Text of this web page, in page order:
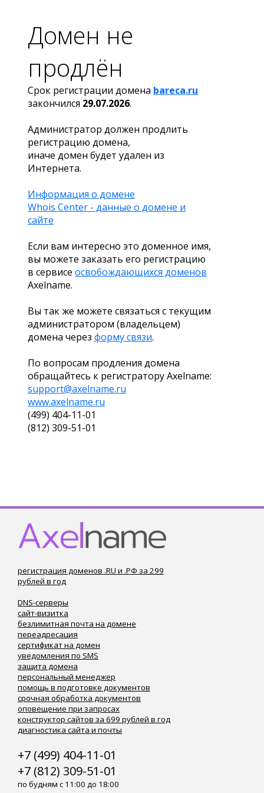
Домен не
продлён
Срок регистрации домена bareca.ru
закончился 29.07.2026.
Администратор должен продлить
регистрацию домена,
иначе домен будет удален из
Интернета.
Информация о домене
Whois Center - данные о домене и
сайте
Если вам интересно это доменное имя,
вы можете заказать его регистрацию
в сервисе освобождающихся доменов
Axelname.
Вы так же можете связаться с текущим
администратором (владельцем)
домена через форму связи.
По вопросам продления домена
обращайтесь к регистратору Axelname:
support@axelname.ru
www.axelname.ru
(499) 404-11-01
(812) 309-51-01
регистрация доменов .RU и .РФ за 299
рублей в год
DNS-серверы
сайт-визитка
безлимитная почта на домене
переадресация
сертификат на домен
уведомления по SMS
защита домена
персональный менеджер
помощь в подготовке документов
срочная обработка документов
оповещение при запросах
конструктор сайтов за 699 рублей в год
диагностика сайта и почты
+7 (499) 404-11-01
+7 (812) 309-51-01
по будням с 11:00 до 18:00